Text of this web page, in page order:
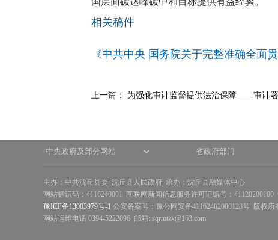
相关稿件
《中共中央 国务院关于完整准确全面
上一篇： 为强化审计监督提供法治保障——审计
主办：中共沈丘县委 沈丘县人民政府 承办：沈丘县融媒体中心
网站标识码：4116240001 互联网新闻信息服务许可证编号：
豫ICP备13003979号-1 公安备案号：豫公网安备41162402000128号 版权所
网站运维电话 0394-5222096 邮箱: sqrmtzx@163.com